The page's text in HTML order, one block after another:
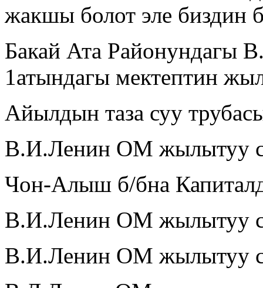
жакшы болот эле биздин
Бакай Ата Районундагы
1атындагы мектептин
Айылдын таза суу
В.И.Ленин ОМ жылытуу
Чон-Алыш б/бна
В.И.Ленин ОМ жылытуу
В.И.Ленин ОМ жылытуу